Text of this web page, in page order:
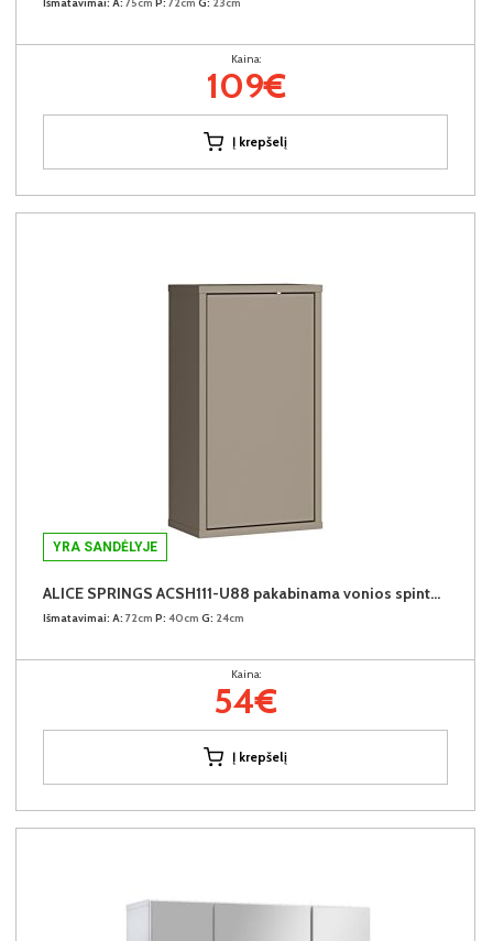
Kaina:
109€
Į krepšelį
YRA SANDĖLYJE
ALICE SPRINGS ACSH111-U88 pakabinama vonios spintelė
Išmatavimai: A: 72cm P: 40cm G: 24cm
Kaina:
54€
Į krepšelį